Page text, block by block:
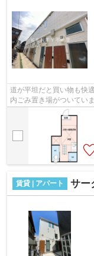
道が平坦だと買い物も快
内ごみ置き場がついてい
用可能のアパートです。
賃貸 | アパート サー